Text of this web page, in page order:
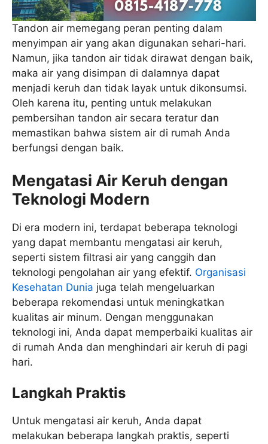
Tandon air memegang peran penting dalam
menyimpan air yang akan digunakan sehari-hari.
Namun, jika tandon air tidak dirawat dengan baik,
maka air yang disimpan di dalamnya dapat
menjadi keruh dan tidak layak untuk dikonsumsi.
Oleh karena itu, penting untuk melakukan
pembersihan tandon air secara teratur dan
memastikan bahwa sistem air di rumah Anda
berfungsi dengan baik.
Mengatasi Air Keruh dengan
Teknologi Modern
Di era modern ini, terdapat beberapa teknologi
yang dapat membantu mengatasi air keruh,
seperti sistem filtrasi air yang canggih dan
teknologi pengolahan air yang efektif. Organisasi
Kesehatan Dunia juga telah mengeluarkan
beberapa rekomendasi untuk meningkatkan
kualitas air minum. Dengan menggunakan
teknologi ini, Anda dapat memperbaiki kualitas air
di rumah Anda dan menghindari air keruh di pagi
hari.
Langkah Praktis
Untuk mengatasi air keruh, Anda dapat
melakukan beberapa langkah praktis, seperti